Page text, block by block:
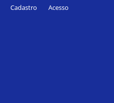
Cadastro Acesso